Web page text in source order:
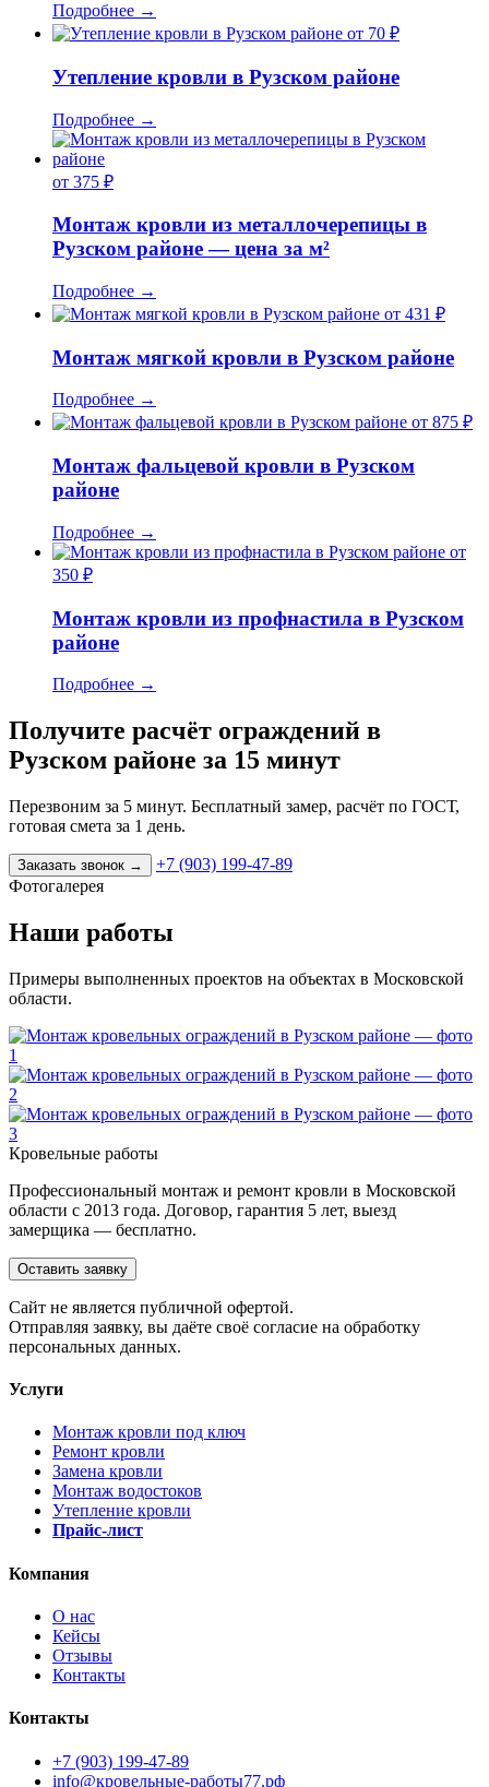
Подробнее →
от 70 ₽
Утепление кровли в Рузском районе
Подробнее →
от 375 ₽
Монтаж кровли из металлочерепицы в
Рузском районе — цена за м²
Подробнее →
от 431 ₽
Монтаж мягкой кровли в Рузском районе
Подробнее →
от 875 ₽
Монтаж фальцевой кровли в Рузском
районе
Подробнее →
от
350 ₽
Монтаж кровли из профнастила в Рузском
районе
Подробнее →
Получите расчёт ограждений в
Рузском районе за 15 минут
Перезвоним за 5 минут. Бесплатный замер, расчёт по ГОСТ,
готовая смета за 1 день.
Заказать звонок →
+7 (903) 199-47-89
Фотогалерея
Наши работы
Примеры выполненных проектов на объектах в Московской
области.
Кровельные работы
Профессиональный монтаж и ремонт кровли в Московской
области с 2013 года. Договор, гарантия 5 лет, выезд
замерщика — бесплатно.
Оставить заявку
Cайт не является публичной офертой.
Отправляя заявку, вы даёте своё согласие на обработку
персональных данных.
Услуги
Монтаж кровли под ключ
Ремонт кровли
Замена кровли
Монтаж водостоков
Утепление кровли
Прайс-лист
Компания
О нас
Кейсы
Отзывы
Контакты
Контакты
+7 (903) 199-47-89
info@кровельные-работы77.рф